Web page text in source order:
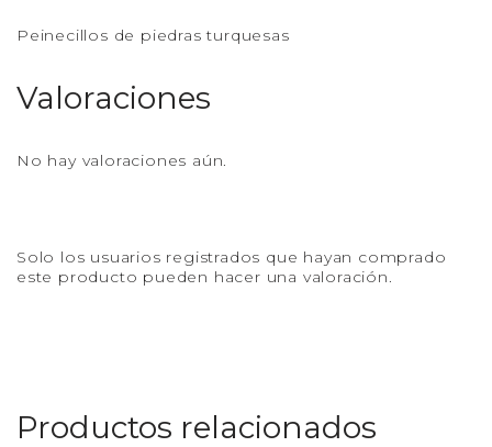
Peinecillos de piedras turquesas
Valoraciones
No hay valoraciones aún.
Solo los usuarios registrados que hayan comprado
este producto pueden hacer una valoración.
Productos relacionados